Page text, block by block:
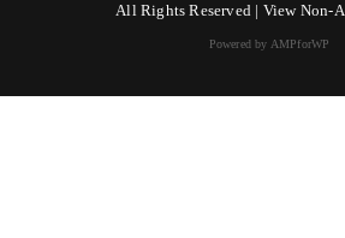
All Rights Reserved | View Non-
Powered by AMPforWP